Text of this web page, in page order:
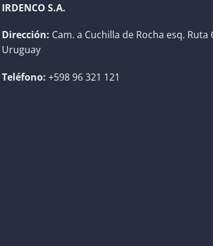
IRDENCO S.A.
Dirección: Cam. a Cuchilla de Rocha esq. Ruta
Uruguay
Teléfono: +598 96 321 121